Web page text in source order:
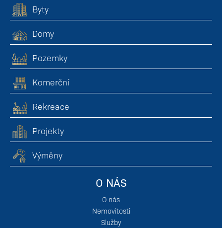
Byty
Domy
Pozemky
Komerční
Rekreace
Projekty
Výměny
O NÁS
O nás
Nemovitosti
Služby